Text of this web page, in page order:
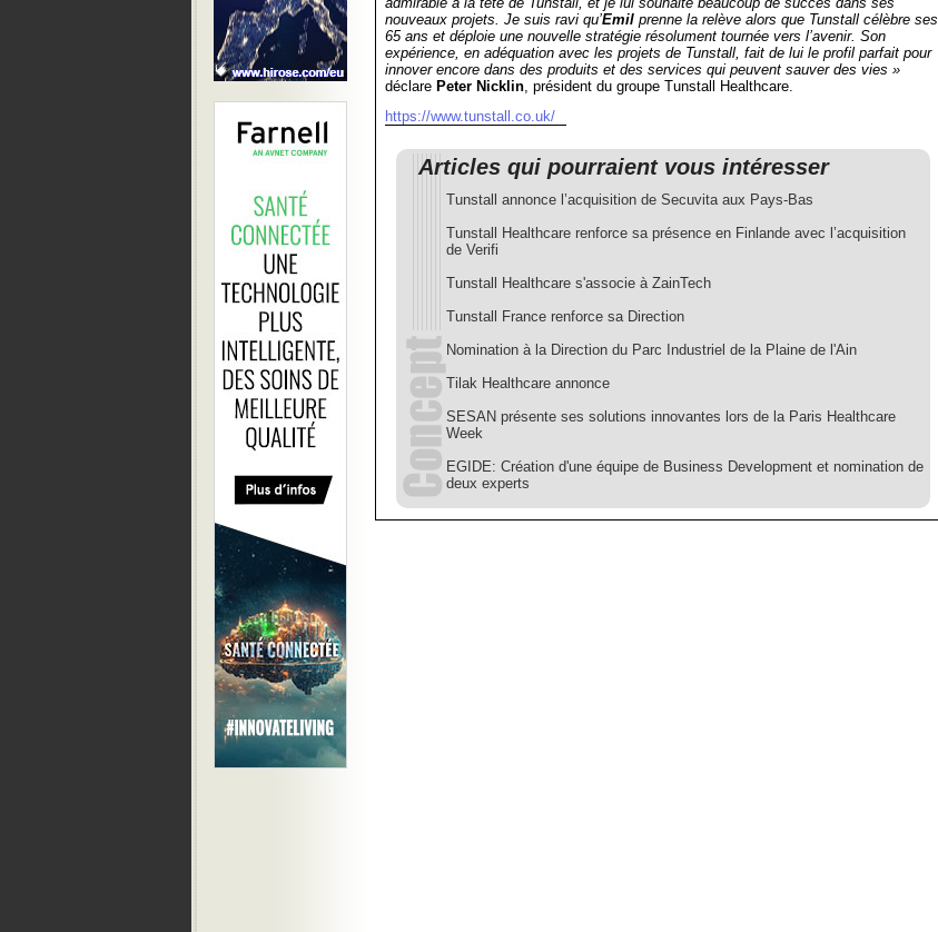
nouveaux projets. Je suis ravi qu’Emil prenne la relève alors que Tunstall célèbre ses
65 ans et déploie une nouvelle stratégie résolument tournée vers l’avenir. Son
expérience, en adéquation avec les projets de Tunstall, fait de lui le profil parfait pour
innover encore dans des produits et des services qui peuvent sauver des vies »
déclare Peter Nicklin, président du groupe Tunstall Healthcare.
https://www.tunstall.co.uk/
Articles qui pourraient vous intéresser
Tunstall annonce l’acquisition de Secuvita aux Pays-Bas
Tunstall Healthcare renforce sa présence en Finlande avec l’acquisition
de Verifi
Tunstall Healthcare s'associe à ZainTech
Tunstall France renforce sa Direction
Nomination à la Direction du Parc Industriel de la Plaine de l'Ain
Tilak Healthcare annonce
SESAN présente ses solutions innovantes lors de la Paris Healthcare
Week
EGIDE: Création d'une équipe de Business Development et nomination de
deux experts